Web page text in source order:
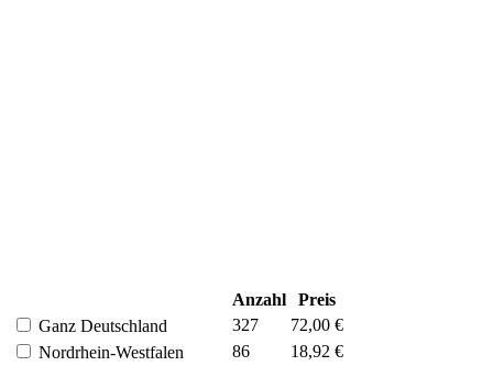
Anzahl
Preis
Ganz Deutschland
327
72,00 €
Nordrhein-Westfalen
86
18,92 €